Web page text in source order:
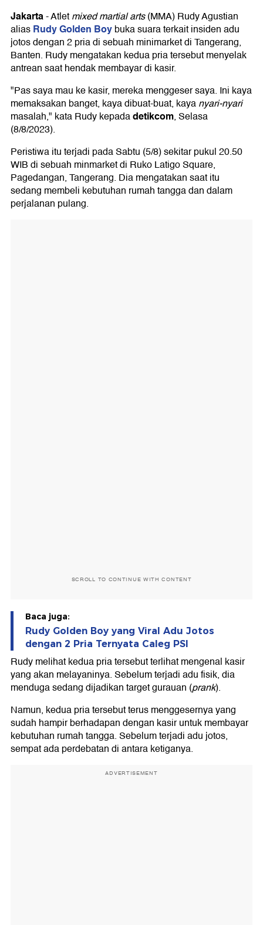
Jakarta-Atletmixed martial arts(MMA) Rudy Agustian
aliasRudy Golden Boybuka suara terkait insiden adu
jotos dengan 2 pria di sebuah minimarket di Tangerang,
Banten. Rudy mengatakan kedua pria tersebut menyelak
antrean saat hendak membayar di kasir.
"Pas saya mau ke kasir, mereka menggeser saya. Ini kaya
memaksakan banget, kaya dibuat-buat, kayanyari-nyari
masalah," kata Rudy kepadadetikcom, Selasa
(8/8/2023).
Peristiwa itu terjadi pada Sabtu (5/8) sekitar pukul 20.50
WIB di sebuah minmarket di Ruko Latigo Square,
Pagedangan, Tangerang. Dia mengatakan saat itu
sedang membeli kebutuhan rumah tangga dan dalam
perjalanan pulang.
SCROLL TO CONTINUE WITH CONTENT
Baca juga:
Rudy Golden Boy yang Viral Adu Jotos
dengan 2 Pria Ternyata Caleg PSI
Rudy melihat kedua pria tersebut terlihat mengenal kasir
yang akan melayaninya. Sebelum terjadi adu fisik, dia
menduga sedang dijadikan target gurauan (prank).
Namun, kedua pria tersebut terus menggesernya yang
sudah hampir berhadapan dengan kasir untuk membayar
kebutuhan rumah tangga. Sebelum terjadi adu jotos,
sempat ada perdebatan di antara ketiganya.
ADVERTISEMENT